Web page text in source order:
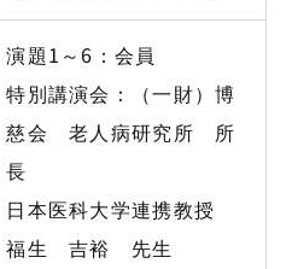
演題1～6：会員
特別講演会：（一財）博
慈会 老人病研究所 所
長
日本医科大学連携教授
福生 吉裕 先生